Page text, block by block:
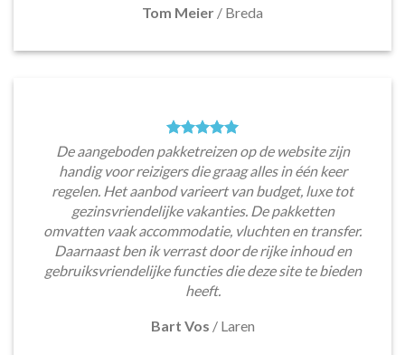
Tom Meier / Breda
De aangeboden pakketreizen op de website zijn
handig voor reizigers die graag alles in één keer
regelen. Het aanbod varieert van budget, luxe tot
gezinsvriendelijke vakanties. De pakketten
omvatten vaak accommodatie, vluchten en transfer.
Daarnaast ben ik verrast door de rijke inhoud en
gebruiksvriendelijke functies die deze site te bieden
heeft.
Bart Vos / Laren